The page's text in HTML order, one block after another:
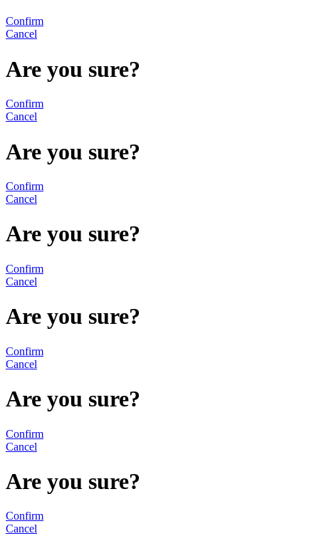
Confirm
Cancel
Are you sure?
Confirm
Cancel
Are you sure?
Confirm
Cancel
Are you sure?
Confirm
Cancel
Are you sure?
Confirm
Cancel
Are you sure?
Confirm
Cancel
Are you sure?
Confirm
Cancel